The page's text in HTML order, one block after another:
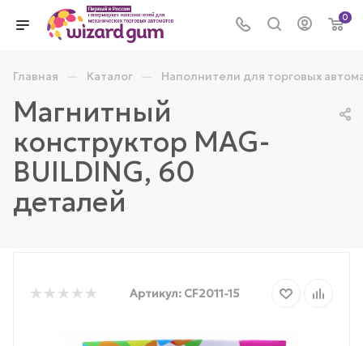
0
Главная — Каталог — Наполнители для торговых
Магнитный
конструктор MAG-
BUILDING, 60
деталей
Артикул: CF2011-15